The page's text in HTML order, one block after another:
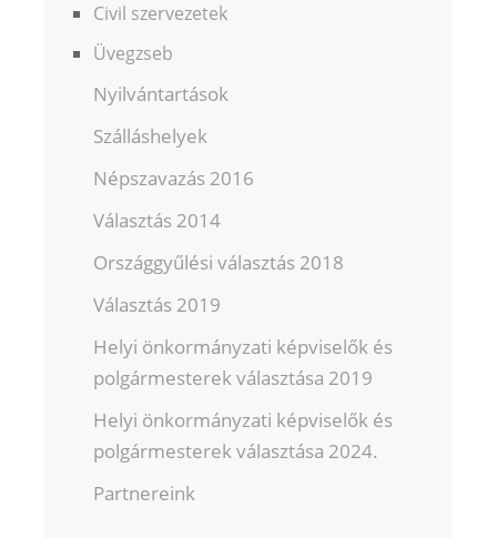
Civil szervezetek
Üvegzseb
Nyilvántartások
Szálláshelyek
Népszavazás 2016
Választás 2014
Országgyűlési választás 2018
Választás 2019
Helyi önkormányzati képviselők és
polgármesterek választása 2019
Helyi önkormányzati képviselők és
polgármesterek választása 2024.
Partnereink